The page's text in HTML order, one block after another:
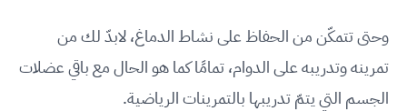
وحتى تتمكّن من الحفاظ على نشاط الدماغ، لابدّ لك من
تمرينه وتدريبه على الدوام، تمامًا كما هو الحال مع باقي عضلات
الجسم التي يتمّ تدريبها بالتمرينات الرياضية.